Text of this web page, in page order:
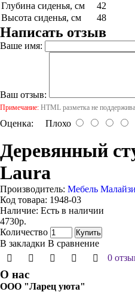
Глубина сиденья, см
42
Высота сиденья, см
48
Написать отзыв
Ваше имя:
Ваш отзыв:
Примечание: HTML разметка не
Оценка: Плохо
Деревянный
Laura
Производитель: Мебель
Код товара: 1948-03
Наличие: Есть в наличии
4730р.
Количество
Купить
В закладки В сравнение
0
О нас
ООО "Ларец уюта"